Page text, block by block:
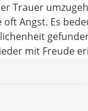
Trauer
Angst. Es
mit Freude